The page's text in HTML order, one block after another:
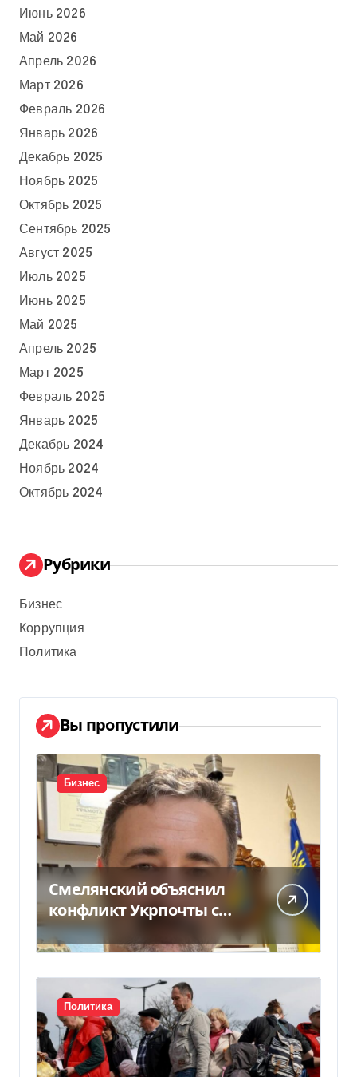
Июнь 2026
Май 2026
Апрель 2026
Март 2026
Февраль 2026
Январь 2026
Декабрь 2025
Ноябрь 2025
Октябрь 2025
Сентябрь 2025
Август 2025
Июль 2025
Июнь 2025
Май 2025
Апрель 2025
Март 2025
Февраль 2025
Январь 2025
Декабрь 2024
Ноябрь 2024
Октябрь 2024
Рубрики
Бизнес
Коррупция
Политика
Вы пропустили
Бизнес
Смелянский объяснил
конфликт Укрпочты с
НБУ из-за платежек
Политика